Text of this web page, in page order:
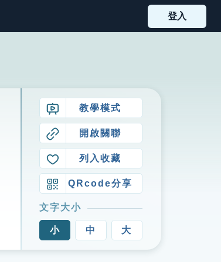
登入
教學模式
開啟關聯
列入收藏
QRcode分享
文字大小
小 中 大